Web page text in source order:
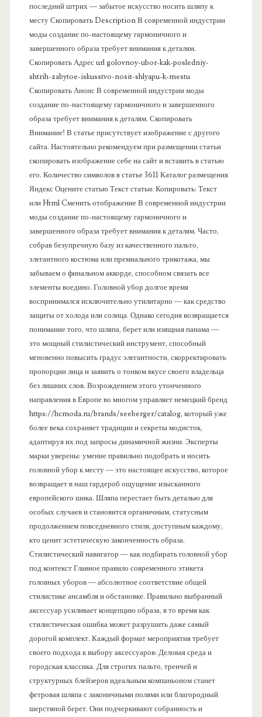
последний штрих — забытое искусство носить шляпу к
месту Скопировать Description В современной индустрии
моды создание по-настоящему гармоничного и
завершенного образа требует внимания к деталям.
Скопировать Адрес url golovnoy-ubor-kak-posledniy-
shtrih-zabytoe-iskusstvo-nosit-shlyapu-k-mestu
Скопировать Анонс В современной индустрии моды
создание по-настоящему гармоничного и завершенного
образа требует внимания к деталям. Скопировать
Внимание! В статье присутствует изображение с другого
сайта. Настоятельно рекомендуем при размещении статьи
скопировать изображение себе на сайт и вставить в статью
его. Количество символов в статье 3611 Каталог размещения
Яндекс Оцените статью Текст статьи: Копировать: Текст
или Html Cменить отображение В современной индустрии
моды создание по-настоящему гармоничного и
завершенного образа требует внимания к деталям. Часто,
собрав безупречную базу из качественного пальто,
элегантного костюма или премиального трикотажа, мы
забываем о финальном аккорде, способном связать все
элементы воедино. Головной убор долгое время
воспринимался исключительно утилитарно — как средство
защиты от холода или солнца. Однако сегодня возвращается
понимание того, что шляпа, берет или изящная панама —
это мощный стилистический инструмент, способный
мгновенно повысить градус элегантности, скорректировать
пропорции лица и заявить о тонком вкусе своего владельца
без лишних слов. Возрождением этого утонченного
направления в Европе во многом управляет немецкий бренд
https://hcmoda.ru/brands/seeberger/catalog, который уже
более века сохраняет традиции и секреты модисток,
адаптируя их под запросы динамичной жизни. Эксперты
марки уверены: умение правильно подобрать и носить
головной убор к месту — это настоящее искусство, которое
возвращает в наш гардероб ощущение изысканного
европейского шика. Шляпа перестает быть деталью для
особых случаев и становится органичным, статусным
продолжением повседневного стиля, доступным каждому,
кто ценит эстетическую законченность образа.
Стилистический навигатор — как подбирать головной убор
под контекст Главное правило современного этикета
головных уборов — абсолютное соответствие общей
стилистике ансамбля и обстановке. Правильно выбранный
аксессуар усиливает концепцию образа, в то время как
стилистическая ошибка может разрушить даже самый
дорогой комплект. Каждый формат мероприятия требует
своего подхода к выбору аксессуаров: Деловая среда и
городская классика. Для строгих пальто, тренчей и
структурных блейзеров идеальным компаньоном станет
фетровая шляпа с лаконичными полями или благородный
шерстяной берет. Они подчеркивают собранность и